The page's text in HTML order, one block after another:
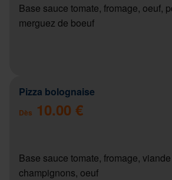
Base sauce tomate, fromage, oeuf,
merguez de boeuf
Pizza bolognaise
Dès 10.00 €
Base sauce tomate, fromage,
champignons, oeuf